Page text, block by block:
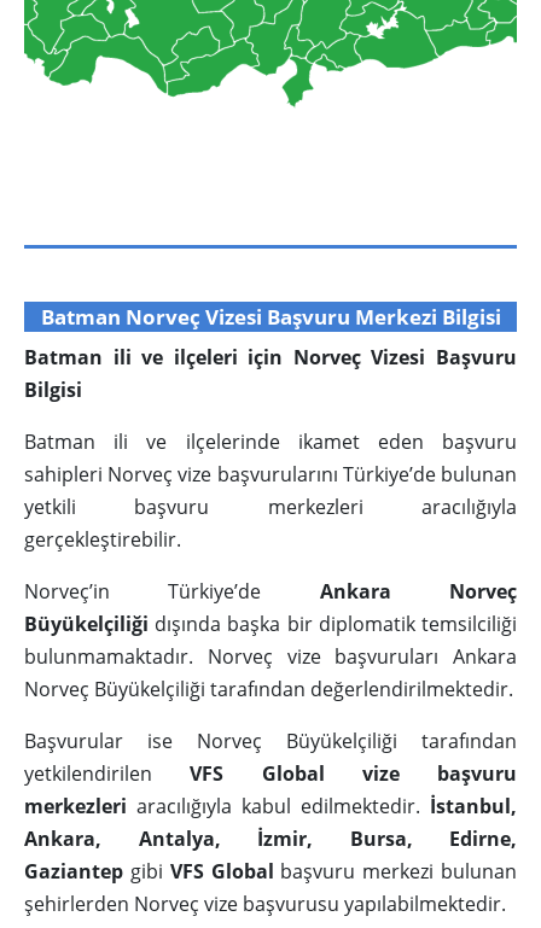
Batman Norveç Vizesi Başvuru Merkezi Bilgisi
Batman ili ve ilçeleri için Norveç Vizesi Başvuru
Bilgisi
Batman ili ve ilçelerinde ikamet eden başvuru
sahipleri Norveç vize başvurularını Türkiye’de bulunan
yetkili başvuru merkezleri aracılığıyla
gerçekleştirebilir.
Norveç’in Türkiye’de Ankara Norveç
Büyükelçiliği dışında başka bir diplomatik temsilciliği
bulunmamaktadır. Norveç vize başvuruları Ankara
Norveç Büyükelçiliği tarafından değerlendirilmektedir.
Başvurular ise Norveç Büyükelçiliği tarafından
yetkilendirilenVFS Global vize başvuru
merkezleri aracılığıyla kabul edilmektedir. İstanbul,
Ankara, Antalya, İzmir, Bursa, Edirne,
Gaziantep gibi VFS Global başvuru merkezi bulunan
şehirlerden Norveç vize başvurusu yapılabilmektedir.